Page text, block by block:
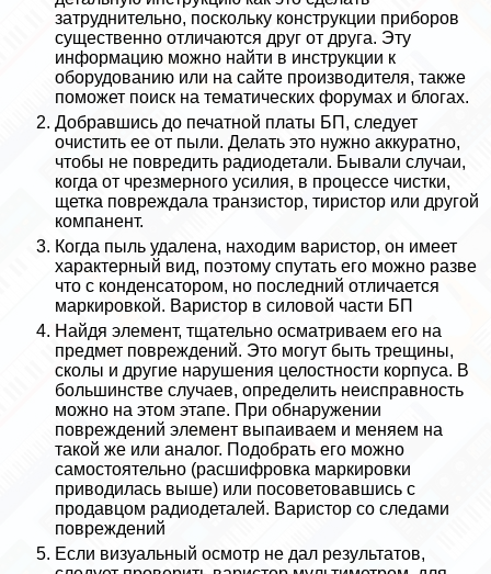
затруднительно, поскольку конструкции приборов
существенно отличаются друг от друга. Эту
информацию можно найти в инструкции к
оборудованию или на сайте производителя, также
поможет поиск на тематических форумах и блогах.
Добравшись до печатной платы БП, следует
очистить ее от пыли. Делать это нужно аккуратно,
чтобы не повредить радиодетали. Бывали случаи,
когда от чрезмерного усилия, в процессе чистки,
щетка повреждала транзистор, тиристор или другой
компанент.
Когда пыль удалена, находим варистор, он имеет
хаpaктерный вид, поэтому спутать его можно разве
что с конденсатором, но последний отличается
маркировкой. Варистор в силовой части БП
Найдя элемент, тщательно осматриваем его на
предмет повреждений. Это могут быть трещины,
сколы и другие нарушения целостности корпуса. В
большинстве случаев, определить неисправность
можно на этом этапе. При обнаружении
повреждений элемент выпаиваем и меняем на
такой же или аналог. Подобрать его можно
самостоятельно (расшифровка маркировки
приводилась выше) или посоветовавшись с
продавцом радиодеталей. Варистор со следами
повреждений
Если визуальный осмотр не дал результатов,